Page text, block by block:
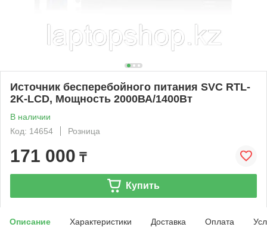
Источник бесперебойного питания SVC RTL-
2K-LCD, Мощность 2000ВА/1400Вт
В наличии
Код: 14654
Розница
171 000 ₸
Купить
Описание Характеристики Доставка Оплата